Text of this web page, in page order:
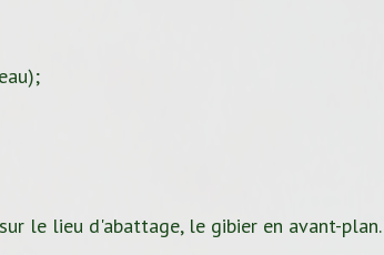
le lieu d'abattage, le gibier en avant-plan.